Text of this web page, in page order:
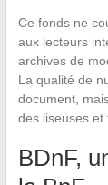
Ce fonds ne
aux lecteurs
archives de
La qualité de
document,
des liseuses et
BDnF,